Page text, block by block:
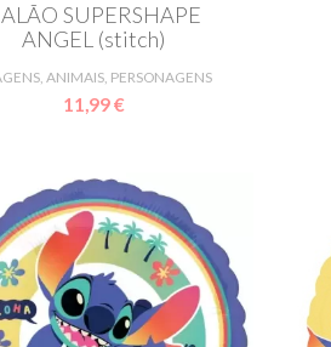
SUPERSHAPE
ANGEL (stitch)
ANIMAIS, PERSONAGENS
11,99 €